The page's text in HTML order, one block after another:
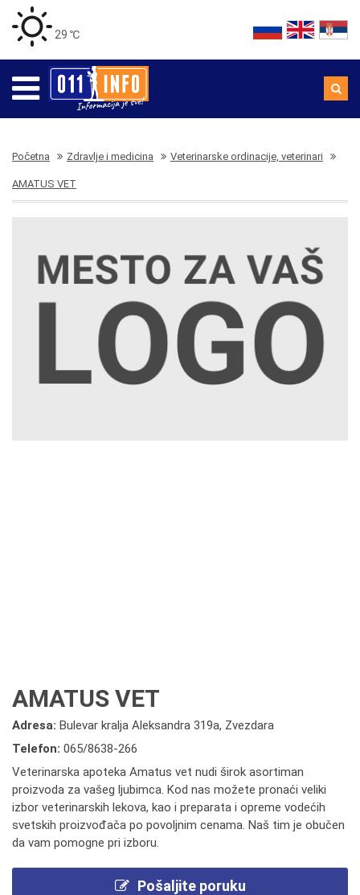
29 ℃
Početna Zdravlje i medicina Veterinarske ordinacije, veterinari
AMATUS VET
AMATUS VET
Adresa: Bulevar kralja Aleksandra 319a, Zvezdara
Telefon: 065/8638-266
Veterinarska apoteka Amatus vet nudi širok asortiman
proizvoda za vašeg ljubimca. Kod nas možete pronaći veliki
izbor veterinarskih lekova, kao i preparata i opreme vodećih
svetskih proizvođača po povoljnim cenama. Naš tim je obučen
da vam pomogne pri izboru.
Pošaljite poruku